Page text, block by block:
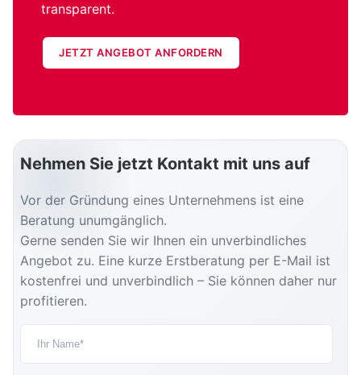
transparent.
JETZT ANGEBOT ANFORDERN
Nehmen Sie jetzt Kontakt mit uns auf
Vor der Gründung eines Unternehmens ist eine
Beratung unumgänglich.
Gerne senden Sie wir Ihnen ein unverbindliches
Angebot zu. Eine kurze Erstberatung per E-Mail ist
kostenfrei und unverbindlich – Sie können daher nur
profitieren.